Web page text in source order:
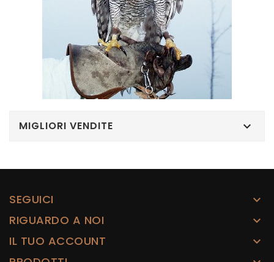
MIGLIORI VENDITE 
SEGUICI 
RIGUARDO A NOI 
IL TUO ACCOUNT 